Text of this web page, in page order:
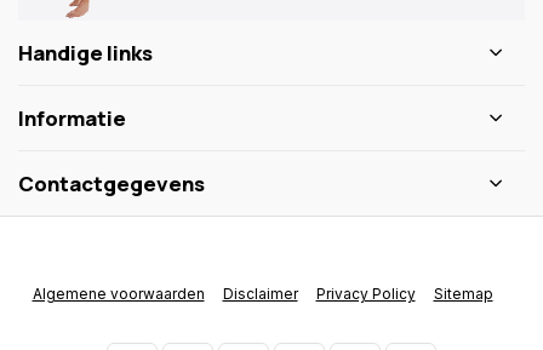
Handige links
Informatie
Contactgegevens
Algemene voorwaarden Disclaimer Privacy Policy Sitemap